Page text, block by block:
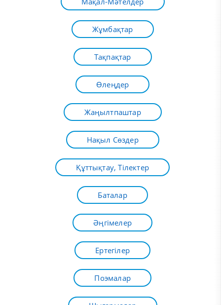
Жұмбақтар
Тақпақтар
Өлеңдер
Жаңылтпаштар
Нақыл Сөздер
Құттықтау, Тілектер
Баталар
Әңгімелер
Ертегілер
Поэмалар